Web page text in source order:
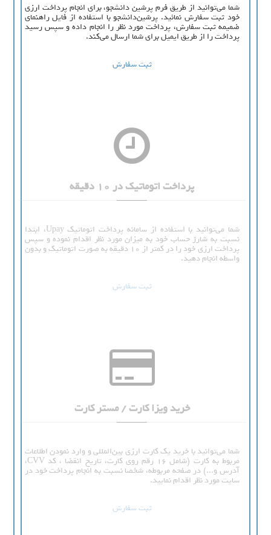
شما می‌توانید از طریق فرم پرشین دانشجو، برای انجام پرداخت ارزی
خود ثبت سفارش نمائید. پرشین‌دانشجو با استفاده از فایل راهنمای
ضمیمه ثبت سفارش، پرداخت مورد نظر را انجام داده و سپس رسید
پرداخت را از طریق ایمیل برای شما ارسال می‌کند.
ثبت سفارش
پرداخت اتوماتیک در 10 دقیقه
شما می‌توانید با استفاده از سامانه پرداخت اتوماتیک Upay، ابتدا
نسبت به شارژ حساب خود به میزان مورد نظر اقدام نموده و سپس
پرداخت ارزی خود را در کمتر از 10 دقیقه به صورت اتوماتیک و بدون
واسطه انجام دهید.
ثبت سفارش
خرید ویزا کارت / مستر کارت
شما می‌توانید با خرید یک کارت ارزی بین‌المللی و وارد نمودن اطلاعات
مربوط به کارت (شامل 16 رقم روی کارت، تاریخ انقضا ، کد CVV،
آدرس و...) در صفحه مربوطه، شخصا نسبت به انجام پرداخت خود در
سایت مورد نظر اقدام نمایید.
ثبت سفارش